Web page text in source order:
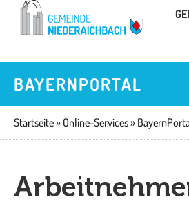
Zum
BAYERNPORTAL
Startseite» Online-Services»